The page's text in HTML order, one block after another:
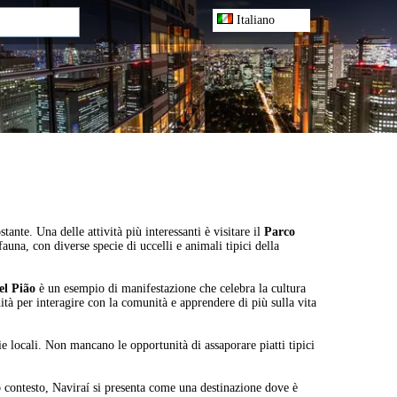
Italiano
Una delle attività più interessanti è visitare ilParco
con diverse specie di uccelli e animali tipici della
Pião è un esempio di manifestazione che celebra la cultura
per interagire con la comunità e apprendere di più sulla vita
locali. Non mancano le opportunità di assaporare piatti tipici
Naviraí si presenta come una destinazione dove è